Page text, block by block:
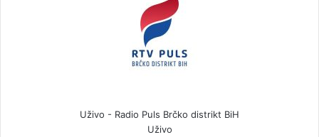
Uživo - Radio Puls Brčko distrikt BiH
Uživo